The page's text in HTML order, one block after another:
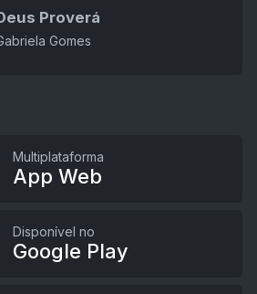
Proverá
Gomes
Multiplataforma
App Web
Disponível no
Google Play